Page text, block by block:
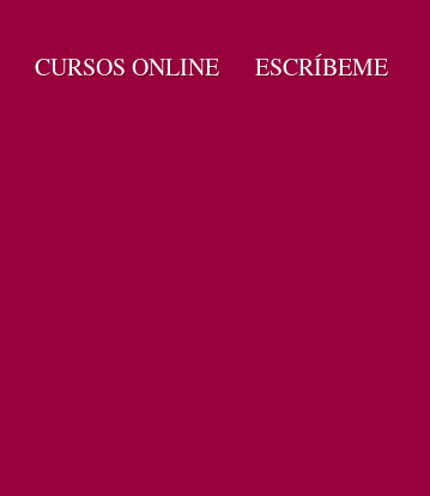
CURSOS ONLINE ESCRÍBEME